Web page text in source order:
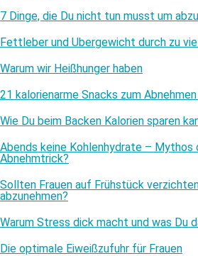
7 Dinge, die Du nicht tun musst um
Fettleber und Übergewicht durch zu
Warum wir Heißhunger haben
21 kalorienarme Snacks zum
Wie Du beim Backen Kalorien sparen
Abends keine Kohlenhydrate – Mythos
Abnehmtrick?
Sollten Frauen auf Frühstück
abzunehmen?
Warum Stress dick macht und was Du
Die optimale Eiweißzufuhr für Frauen